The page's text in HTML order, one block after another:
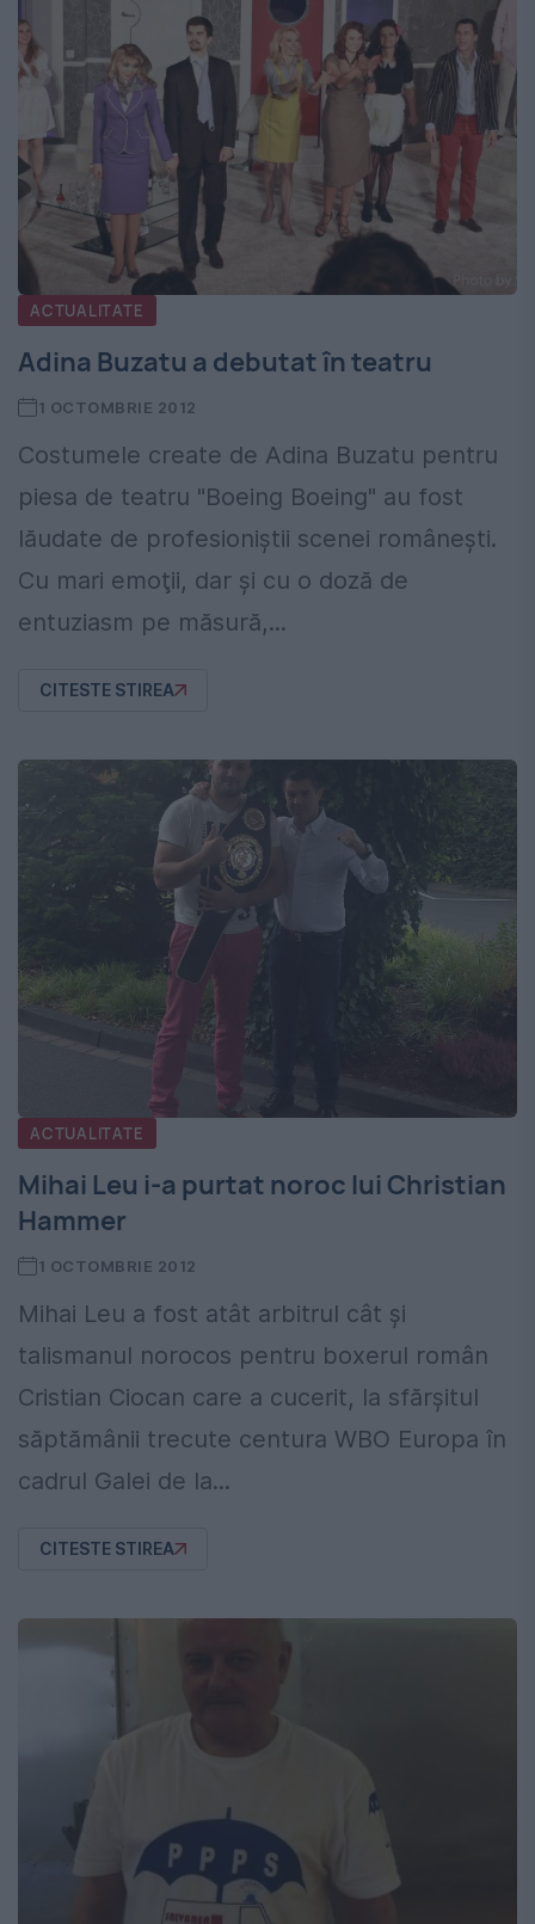
ACTUALITATE
Adina Buzatu a debutat în teatru
1 OCTOMBRIE 2012
Costumele create de Adina Buzatu pentru
piesa de teatru "Boeing Boeing" au fost
lăudate de profesioniştii scenei româneşti.
Cu mari emoţii, dar şi cu o doză de
entuziasm pe măsură,...
CITESTE STIREA
ACTUALITATE
Mihai Leu i-a purtat noroc lui Christian
Hammer
1 OCTOMBRIE 2012
Mihai Leu a fost atât arbitrul cât şi
talismanul norocos pentru boxerul român
Cristian Ciocan care a cucerit, la sfărşitul
săptămânii trecute centura WBO Europa în
cadrul Galei de la...
CITESTE STIREA